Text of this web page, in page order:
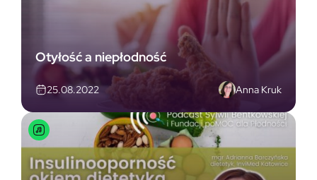
Otyłość a niepłodność
25.08.2022 Anna Kruk